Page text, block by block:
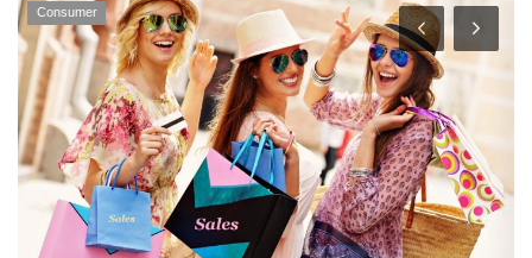
Consumer